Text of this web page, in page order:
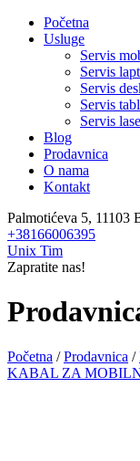
Početna
Usluge
Servis
Servis
Servis
Servis
Servis
Blog
Prodavnica
O nama
Kontakt
Palmotićeva 5, 11103
+38166006395
Unix Tim
Zapratite nas!
Početna /Prodavnica /
KABAL ZA